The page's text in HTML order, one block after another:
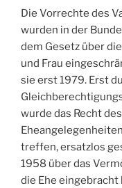
Die Vorrechte des
wurden in der
dem Gesetz über
und Frau
sie erst 1979. Erst
wurde das Recht
treffen, ersatzlos
1958 über das
die Ehe